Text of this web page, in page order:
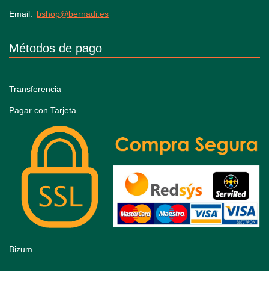
Email bshop@bernadi.es
Métodos de pago
Transferencia
Pagar con Tarjeta
Bizum